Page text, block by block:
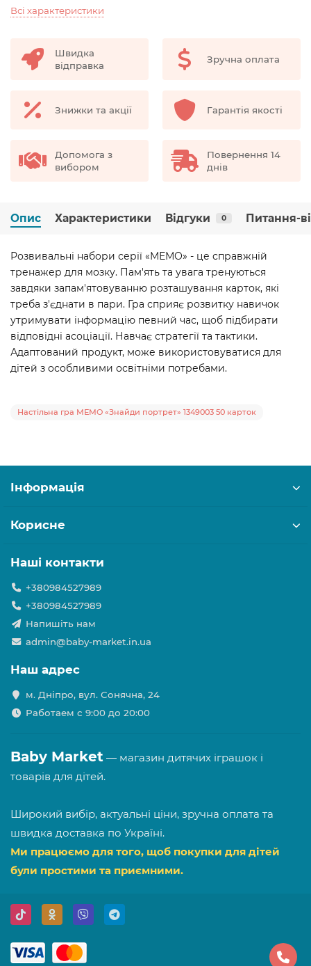
Всі характеристики
Швидка
відправка
Зручна оплата
Знижки та акції Гарантія якості
Допомога з
вибором
Повернення 14
днів
Опис Характеристики Відгуки 0 Питання-
Розвивальні набори серії «МЕМО» - це справжній
тренажер для мозку. Пам'ять та увага тренуються
завдяки запам'ятовуванню розташування карток, які
треба з'єднати в пари. Гра сприяє розвитку навичок
утримувати інформацію певний час, щоб підбирати
відповідні асоціації. Навчає стратегії та тактики.
Адаптований продукт, може використовуватися для
дітей з особливими освітніми потребами.
Настільна гра МЕМО «Знайди портрет» 1349003 50 карток
Інформація
Корисне
Наші контакти
+380984527989
+380984527989
Напишіть нам
admin@baby-market.in.ua
Наш адрес
м. Дніпро, вул. Сонячна, 24
Работаем с 9:00 до 20:00
Baby Market — магазин дитячих іграшок і
товарів для дітей.
Широкий вибір, актуальні ціни, зручна оплата та
швидка доставка по Україні.
Ми працюємо для того, щоб покупки для дітей
були простими та приємними.